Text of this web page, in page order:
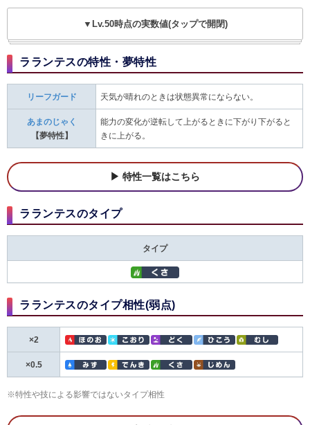
▼Lv.50時点の実数値(タップで開閉)
ラランテスの特性・夢特性
リーフガード 天気が晴れのときは状態異常にならない。
あまのじゃく
【夢特性】
能力の変化が逆転して上がるときに下がり下がると
きに上がる。
特性一覧はこちら
ラランテスのタイプ
タイプ
ラランテスのタイプ相性(弱点)
×2
×0.5
※特性や技による影響ではないタイプ相性